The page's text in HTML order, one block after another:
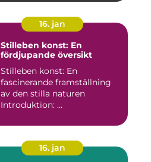
16. jan
Stilleben konst: En
fördjupande översikt
Stilleben konst: En
fascinerande framställning
av den stilla naturen
Introduktion: ...
16. jan